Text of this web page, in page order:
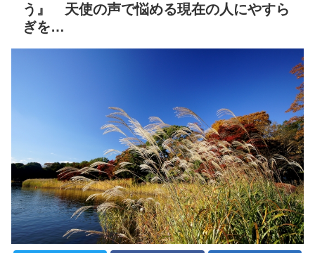
う』 天使の声で悩める現在の人にやすら
ぎを…